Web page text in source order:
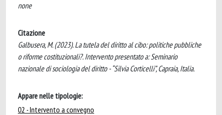
none
Citazione
Galbusera, M. (2023). La tutela del diritto al cibo: politiche pubbliche
o riforme costituzionali?. Intervento presentato a: Seminario
nazionale di sociologia del diritto - “Silvia Corticelli”, Capraia, Italia.
Appare nelle tipologie:
02 - Intervento a convegno